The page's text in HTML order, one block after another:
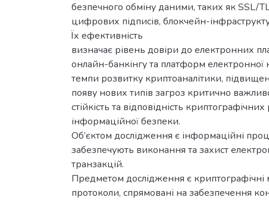
безпечного обміну даними, таких як SSL/
цифрових підписів, блокчейн-
Їх ефективність
визначає рівень довіри до електронних
онлайн-банкінгу та платформ електронної
темпи розвитку криптоаналітики,
появу нових типів загроз критично
стійкість та відповідність
інформаційної безпеки.
Об’єктом дослідження є інформаційні
забезпечують виконання та захист
транзакцій.
Предметом дослідження є криптографічні
протоколи, спрямовані на забезпечення